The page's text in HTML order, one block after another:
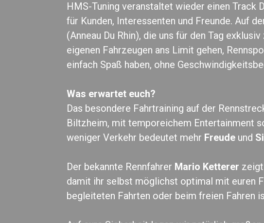
HMS-Tuning veranstaltet wieder einen Track
für Kunden, Interessenten und Freunde. Auf
(Anneau Du Rhin), die uns für den Tag
eigenen Fahrzeugen ans Limit gehen,
einfach Spaß haben, ohne
Was erwartet euch?
Das besondere Fahrtraining auf der
Biltzheim, mit temporeichem Entertainment
weniger Verkehr bedeutet mehr Freude und
Der bekannte Rennfahrer Mario Ketterer
damit ihr selbst möglichst optimal mit euren
begleiteten Fahrten oder beim freien Fahren